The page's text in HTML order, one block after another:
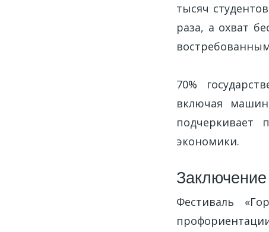
тысяч
раза, а охват
70%
включая
подчеркивает
экономики.
Заключение
Фестиваль